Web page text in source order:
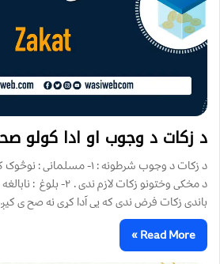
د زکات د وجوب او ادا کولو
د زکات د وجوب شرطونه : ۱-
د مخکی وختونو زکات لازم
باندی زکات فرض ندی که يی آدا کړی نه صح ی کيږی . ۴- د نصاب
Read More »